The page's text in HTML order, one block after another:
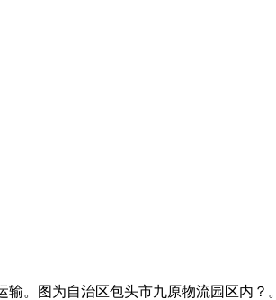
。图为自治区包头市九原物流园区内？。